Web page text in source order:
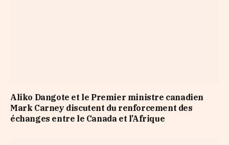
Aliko Dangote et le Premier ministre canadien
Mark Carney discutent du renforcement des
échanges entre le Canada et l’Afrique